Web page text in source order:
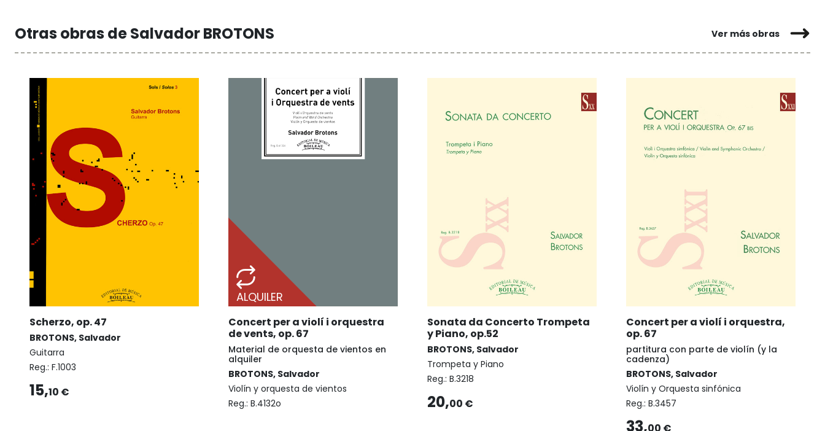
Otras obras de Salvador BROTONS Ver más obras
Scherzo, op. 47
BROTONS, Salvador
Guitarra
Reg.: F.1003
15,10 €
ALQUILER
Concert per a violí i orquestra
de vents, op. 67
Material de orquesta de vientos en
alquiler
BROTONS, Salvador
Violín y orquesta de vientos
Reg.: B.4132o
Sonata da Concerto Trompeta
y Piano, op.52
BROTONS, Salvador
Trompeta y Piano
Reg.: B.3218
20,00 €
Concert per a violí i orquestra,
op. 67
partitura con parte de violín (y la
cadenza)
BROTONS, Salvador
Violín y Orquesta sinfónica
Reg.: B.3457
33,